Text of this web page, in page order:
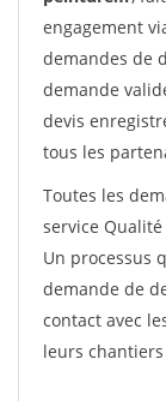
engagement
demandes de
demande
devis
tous les
Toutes les
service
Un processus
demande de
contact avec
leurs